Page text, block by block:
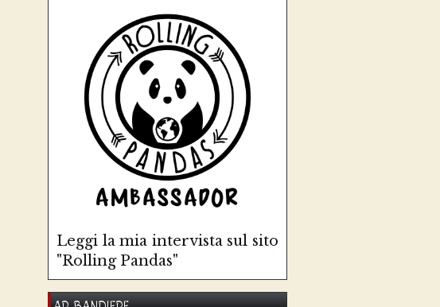
Leggi la mia intervista sul sito
"Rolling Pandas"